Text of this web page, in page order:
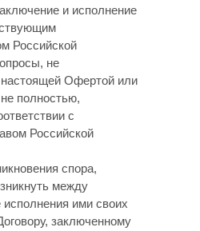
и исполнение
Российской
не
Офертой или
полностью,
с
Российской
спора,
между
ими своих
заключенному